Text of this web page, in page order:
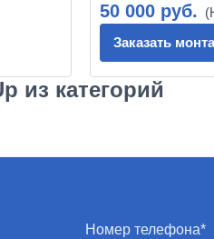
50 000 руб.
Заказать
из категорий
Номер телефона